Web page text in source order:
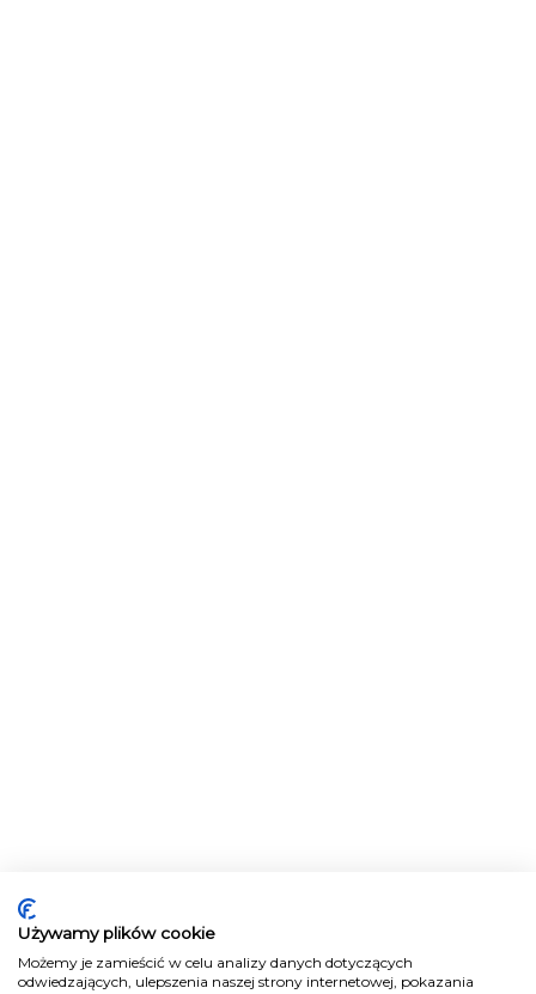
Używamy plików cookie
Możemy je zamieścić w celu analizy danych dotyczących
odwiedzających, ulepszenia naszej strony internetowej, pokazania